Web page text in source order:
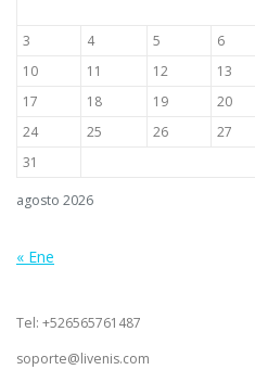
agosto 2026
3
4 5 6
10
11 12 13
17
18 19 20
24
25 26 27
31
« Ene
Tel: +526565761487
soporte@livenis.com